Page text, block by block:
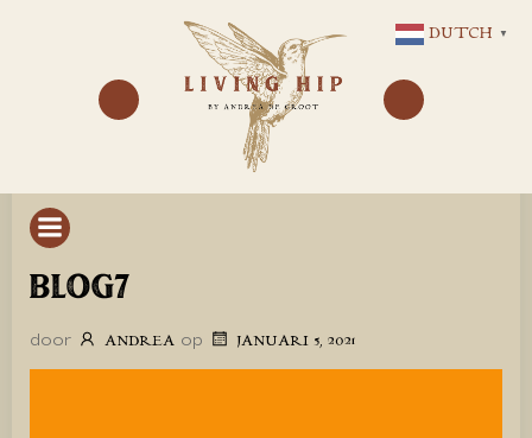
NAAR
DE
INHOUD
BLOG7
door ANDREA op JANUARI 5, 2021
DUTCH ▼